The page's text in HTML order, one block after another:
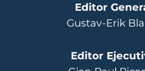
Editor
Gustav-Erik
Editor